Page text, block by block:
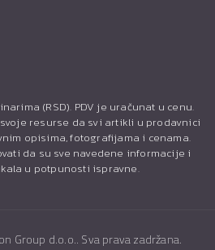
(RSD). PDV je uračunat u cenu.
resurse da svi artikli u prodavnici
opisima, fotografijama i cenama.
da su sve navedene informacije i
u potpunosti ispravne.
Group d.o.o.. Sva prava zadržana.